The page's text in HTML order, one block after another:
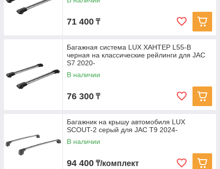
71 400 ₸
Багажная система LUX ХАНТЕР L55-B
черная на классические рейлинги для JAC
S7 2020-
В наличии
76 300 ₸
Багажник на крышу автомобиля LUX
SCOUT-2 серый для JAC T9 2024-
В наличии
94 400 ₸/комплект